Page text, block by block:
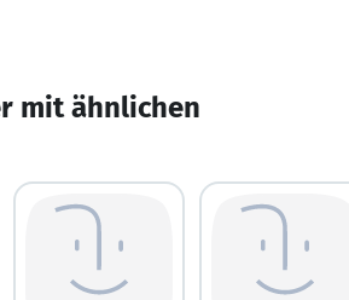
mit ähnlichen